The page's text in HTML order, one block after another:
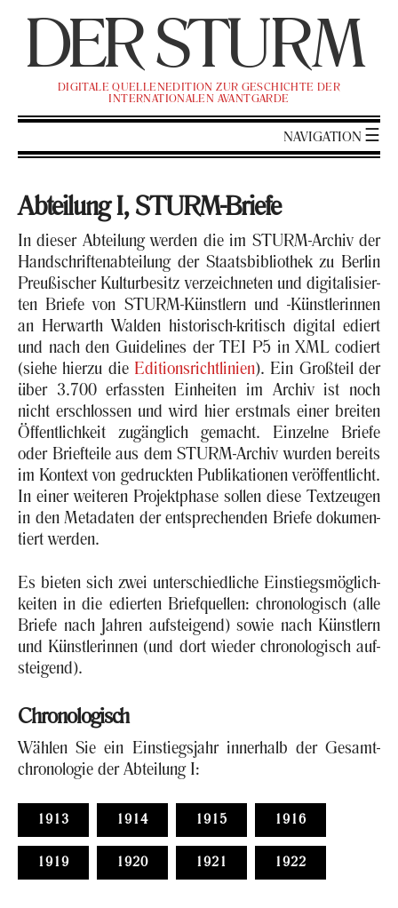
DER STURM
DI­GI­TA­LE QUEL­LEN­EDI­TI­ON ZUR GE­SCHICH­TE DER
IN­TER­NA­TIO­NA­LEN AVANT­GAR­DE
NA­VI­GA­TI­ON
Ab­tei­lung I, STURM-​Briefe
In die­ser Ab­tei­lung wer­den die im STURM-​Archiv der
Hand­schrif­ten­ab­tei­lung der Staats­bi­blio­thek zu Ber­lin
Preu­ßi­scher Kul­tur­be­sitz ver­zeich­ne­ten und di­gi­ta­li­sier­
ten Brie­fe von STURM-​Künstlern und -​Künstlerinnen
an Her­warth Wal­den historisch-​kritisch di­gi­tal ediert
und nach den Gui­de­li­nes der TEI P5 in XML co­diert
(siehe hier­zu die Edi­ti­ons­richt­li­ni­en). Ein Groß­teil der
über 3.700 er­fass­ten Ein­hei­ten im Ar­chiv ist noch
nicht er­schlos­sen und wird hier erst­mals einer brei­ten
Öf­fent­lich­keit zu­gäng­lich ge­macht. Ein­zel­ne Brie­fe
oder Brief­tei­le aus dem STURM-​Archiv wur­den be­reits
im Kon­text von ge­druck­ten Pu­bli­ka­tio­nen ver­öf­fent­licht.
In einer wei­te­ren Pro­jekt­pha­se sol­len diese Text­zeu­gen
in den Me­ta­da­ten der ent­spre­chen­den Brie­fe do­ku­men­
tiert wer­den.
Es bie­ten sich zwei un­ter­schied­li­che Ein­stiegs­mög­lich­
kei­ten in die edier­ten Brief­quel­len: chro­no­lo­gisch (alle
Brie­fe nach Jah­ren auf­stei­gend) sowie nach Künst­lern
und Künst­le­rin­nen (und dort wie­der chro­no­lo­gisch auf­
stei­gend).
Chro­no­lo­gisch
Wäh­len Sie ein Ein­stiegs­jahr in­ner­halb der Ge­samt­
chro­no­lo­gie der Ab­tei­lung I:
1913 1914 1915 1916
1919 1920 1921 1922